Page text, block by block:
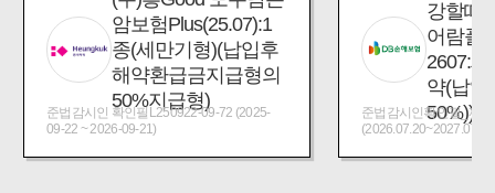
암보험Plus(25.07):1
종(세만기형)(납입후
해약환급금지급형의
50%지급형)
준법감시인 확인필L250922-09-72 (2025-
09-22 ~ 2026-09-21)
강할때
어람플
2607:
약(납입
50%))
준법감시인확인필_제